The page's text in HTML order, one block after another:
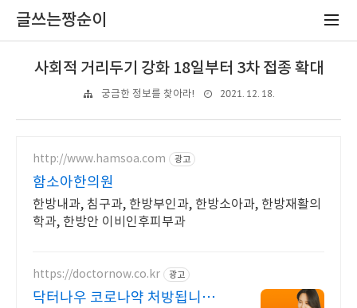
글쓰는짱순이
사회적 거리두기 강화 18일부터 3차 접종 확대
궁금한 정보를 찾아라! 2021. 12. 18.
http://www.hamsoa.com 광고
함소아한의원
한방내과, 침구과, 한방부인과, 한방소아과, 한방재활의
학과, 한방안 이비인후피부과
https://doctornow.co.kr 광고
닥터나우 코로나약 처방됩니다 3